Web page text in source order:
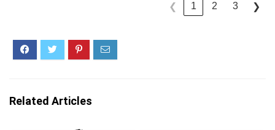
❮ 1 2 3 ❯
Related Articles